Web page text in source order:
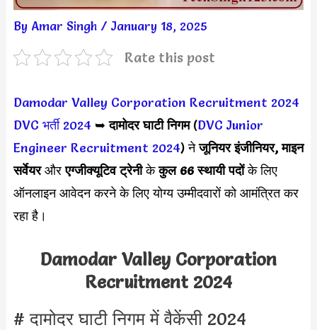
By Amar Singh / January 18, 2025
Rate this post
Damodar Valley Corporation Recruitment 2024
DVC भर्ती 2024 ➥दामोदर घाटी निगम(DVC Junior
Engineer Recruitment 2024) नेजूनियर इंजीनियर, माइन
सर्वेयरऔरएग्जीक्यूटिव ट्रेनीकेकुल 66 स्थायी पदोंके लिए
ऑनलाइन आवेदन करने के लिए योग्य उम्मीदवारों को आमंत्रित कर
रहा है।
Damodar Valley Corporation
Recruitment 2024
# दामोदर घाटी निगम में वैकेंसी 2024